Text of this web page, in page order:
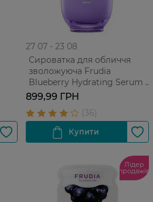
27 07 - 23 08
Сироватка для обличчя
зволожуюча Frudia
Blueberry Hydrating Serum з
чорницею для усіх типів
шкіри, 50 г
899,99 ГРН
Лідер
продажів